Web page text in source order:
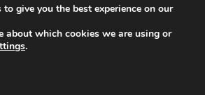
&
aspiku:
pôžitok na
give you the best experience on our
about which cookies we are using or
.